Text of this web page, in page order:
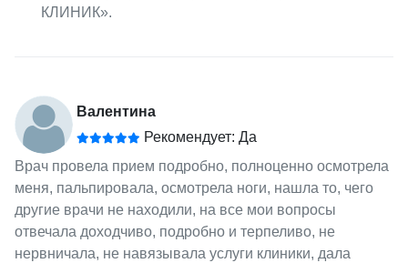
КЛИНИК».
Валентина
Рекомендует: Да
Врач провела прием подробно, полноценно осмотрела
меня, пальпировала, осмотрела ноги, нашла то, чего
другие врачи не находили, на все мои вопросы
отвечала доходчиво, подробно и терпеливо, не
нервничала, не навязывала услуги клиники, дала